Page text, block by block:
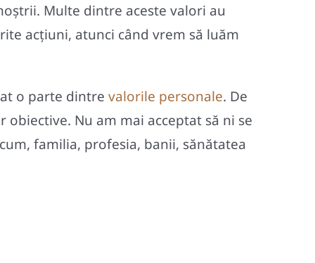
Multe dintre aceste valori au
acţiuni, atunci când vrem să luăm
o parte dintre valorile personale. De
Nu am mai acceptat să ni se
familia, profesia, banii, sănătatea